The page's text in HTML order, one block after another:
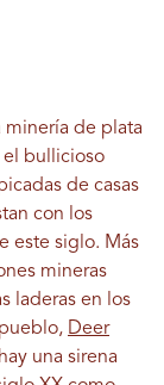
de plata
el bullicioso
de casas
con los
este siglo. Más
mineras
laderas en los
Deer
una sirena